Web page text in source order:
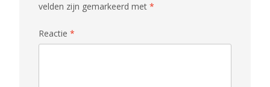
velden zijn gemarkeerd met *
Reactie *